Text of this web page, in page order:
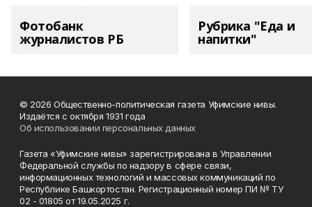
Фотобанк
журналистов РБ
Рубрика "Еда и
напитки"
© 2026 Общественно-политическая газета Уфимские нивы.
Издаётся с октября 1931 года
Об использовании персональных данных
Газета «Уфимские нивы» зарегистрирована в Управлении
Федеральной службы по надзору в сфере связи,
информационных технологий и массовых коммуникаций по
Республике Башкортостан. Регистрационный номер ПИ № ТУ
02 - 01805 от 19.05.2025 г.